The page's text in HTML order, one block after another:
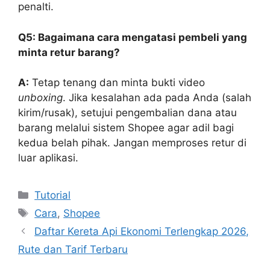
penalti.
Q5: Bagaimana cara mengatasi pembeli yang
minta retur barang?
A: Tetap tenang dan minta bukti video
unboxing. Jika kesalahan ada pada Anda (salah
kirim/rusak), setujui pengembalian dana atau
barang melalui sistem Shopee agar adil bagi
kedua belah pihak. Jangan memproses retur di
luar aplikasi.
Categories
Tutorial
Tags
Cara, Shopee
Daftar Kereta Api Ekonomi Terlengkap 2026,
Rute dan Tarif Terbaru